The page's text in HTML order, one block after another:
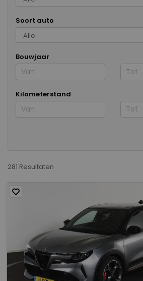
Soort auto
Bouwjaar
Kilometerstand
281 Resultaten